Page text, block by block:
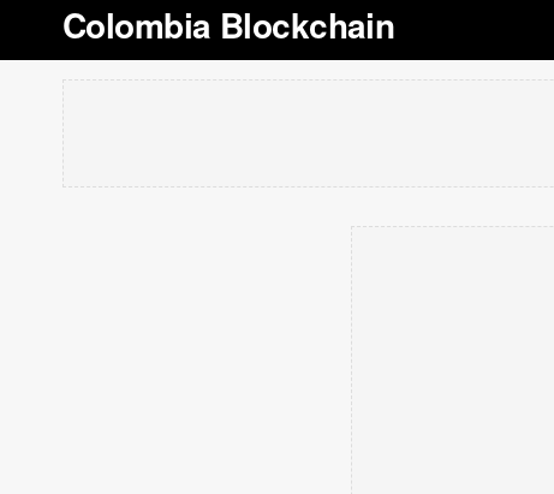
Colombia Blockchain